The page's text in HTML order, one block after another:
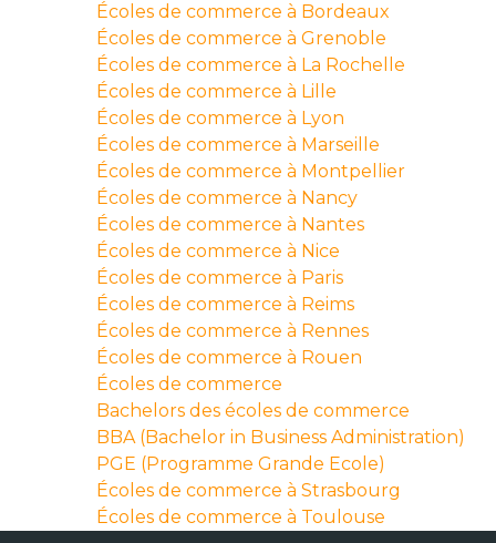
Écoles de commerce à Bordeaux
Écoles de commerce à Grenoble
Écoles de commerce à La Rochelle
Écoles de commerce à Lille
Écoles de commerce à Lyon
Écoles de commerce à Marseille
Écoles de commerce à Montpellier
Écoles de commerce à Nancy
Écoles de commerce à Nantes
Écoles de commerce à Nice
Écoles de commerce à Paris
Écoles de commerce à Reims
Écoles de commerce à Rennes
Écoles de commerce à Rouen
Écoles de commerce
Bachelors des écoles de commerce
BBA (Bachelor in Business Administration)
PGE (Programme Grande Ecole)
Écoles de commerce à Strasbourg
Écoles de commerce à Toulouse